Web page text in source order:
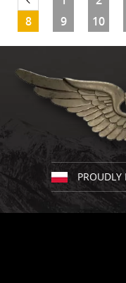
8
9 10